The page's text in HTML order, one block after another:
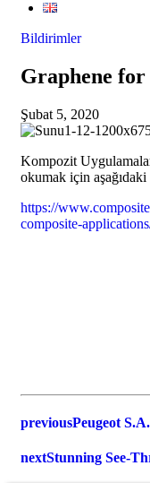
Bildirimler
Graphene
Şubat 5, 2020
Kompozit
okumak için aşağıdaki
https://
composite-
previousPeugeot
nextStunning See-